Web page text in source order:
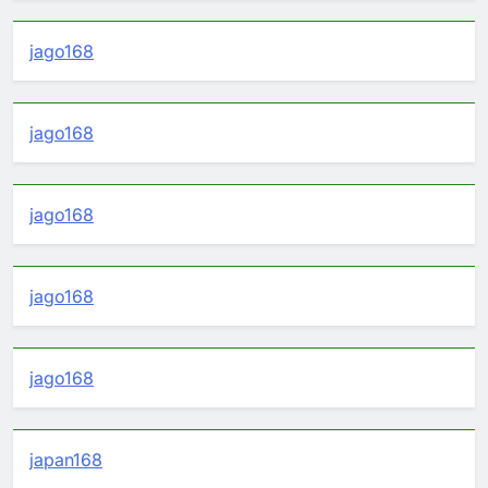
jago168
jago168
jago168
jago168
jago168
japan168